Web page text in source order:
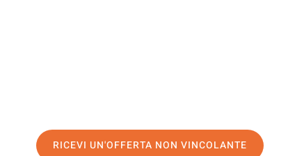
RICEVI UN'OFFERTA NON VINCOLANTE